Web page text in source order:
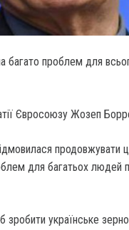
багато проблем для
Євросоюзу Жозеп
продовжувати
для багатьох людей
українське